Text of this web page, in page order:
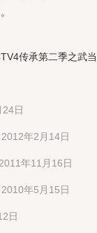
传承第二季之武
日
2012年2月14日
2011年11月16日
2010年5月15日
日